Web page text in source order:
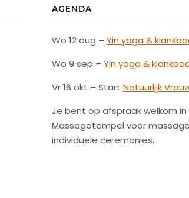
AGENDA
Wo 12 aug – Yin yoga &
Wo 9 sep – Yin yoga &
Vr 16 okt – Start Natuurlijk
Je bent op afspraak welkom in
Massagetempel voor
individuele ceremonies.